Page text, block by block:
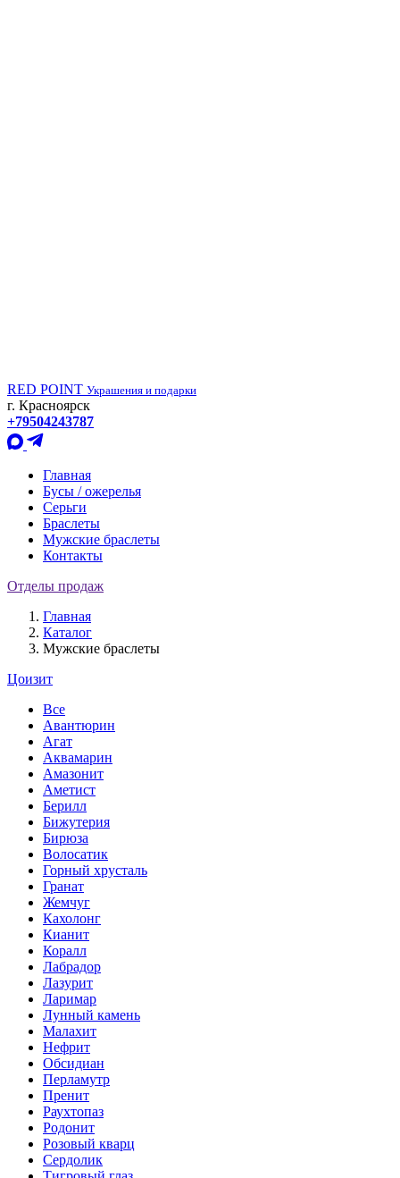
RED POINT Украшения и подарки
г. Красноярск
+79504243787
Главная
Бусы / ожерелья
Серьги
Браслеты
Мужские браслеты
Контакты
Отделы продаж
Главная
Каталог
Мужские браслеты
Цоизит
Все
Авантюрин
Агат
Аквамарин
Амазонит
Аметист
Берилл
Бижутерия
Бирюза
Волосатик
Горный хрусталь
Гранат
Жемчуг
Кахолонг
Кианит
Коралл
Лабрадор
Лазурит
Ларимар
Лунный камень
Малахит
Нефрит
Обсидиан
Перламутр
Пренит
Раухтопаз
Родонит
Розовый кварц
Сердолик